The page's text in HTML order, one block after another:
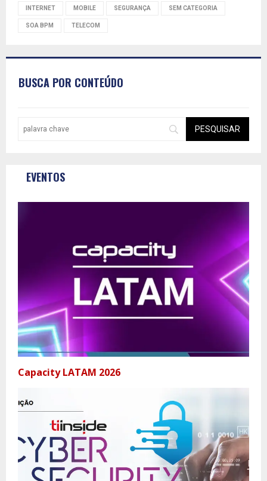
INTERNET MOBILE SEGURANÇA SEM CATEGORIA
SOA BPM TELECOM
BUSCA POR CONTEÚDO
EVENTOS
Capacity LATAM 2026